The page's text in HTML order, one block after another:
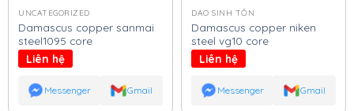
UNCATEGORIZED
Damascus copper sanmai
steel1095 core
Liên hệ
Messenger Gmail
DAO SINH TỒN
Damascus copper niken
steel vg10 core
Liên hệ
Messenger Gmail